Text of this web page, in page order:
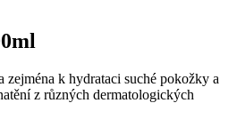
zejména k hydrataci suché pokožky a
z různých dermatologických